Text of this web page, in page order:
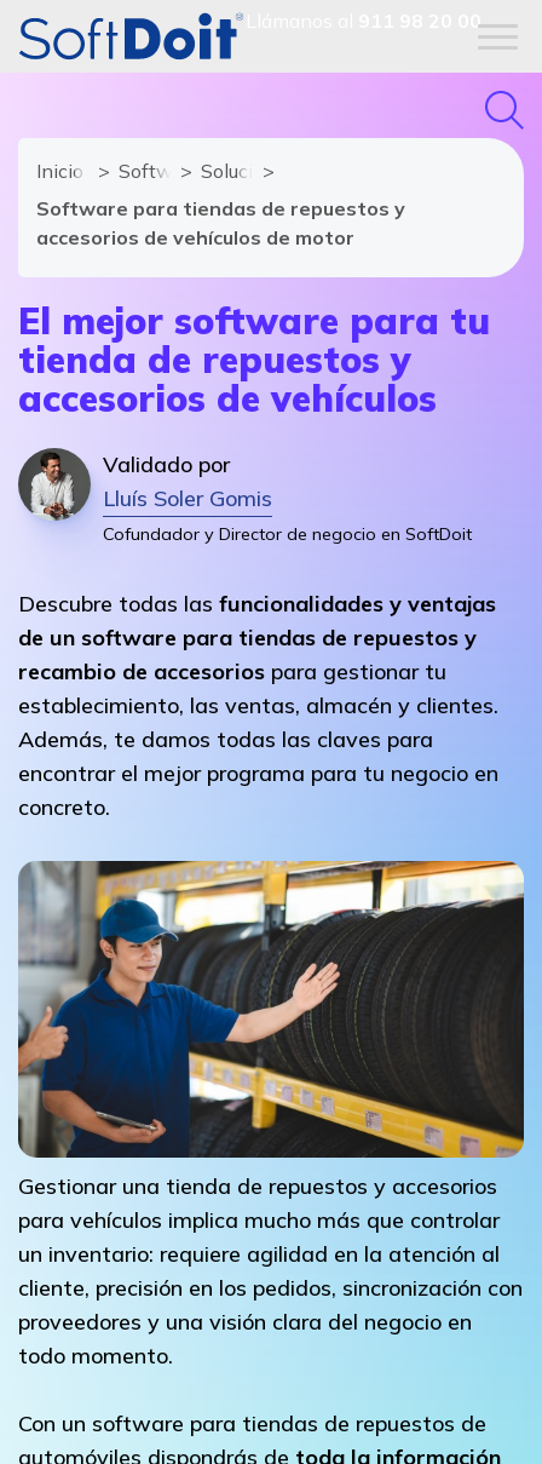
911 98 20 00
Inicio Software TPVSoluciones y módulos de Software
Software para tiendas de repuestos y
accesorios de vehículos de motor
El mejor software para tu
tienda de repuestos y
accesorios de vehículos
Validado por
Lluís Soler Gomis
Cofundador y Director de negocio en SoftDoit
Descubre todas las funcionalidades y ventajas
de un software para tiendas de repuestos y
recambio de accesorios para gestionar tu
establecimiento, las ventas, almacén y clientes.
Además, te damos todas las claves para
encontrar el mejor programa para tu negocio en
concreto.
Gestionar una tienda de repuestos y accesorios
para vehículos implica mucho más que controlar
un inventario: requiere agilidad en la atención al
cliente, precisión en los pedidos, sincronización con
proveedores y una visión clara del negocio en
todo momento.
Con un software para tiendas de repuestos de
automóviles dispondrás de toda la información